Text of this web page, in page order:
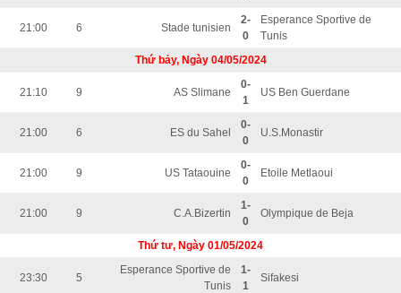
21:00 6 Stade tunisien
2-
0
Esperance Sportive de
Tunis
Thứ bảy, Ngày 04/05/2024
21:10 9 AS Slimane
0-
1
US Ben Guerdane
21:00 6 ES du Sahel
0-
0
U.S.Monastir
21:00 9 US Tataouine
0-
0
Etoile Metlaoui
21:00 9 C.A.Bizertin
1-
0
Olympique de Beja
Thứ tư, Ngày 01/05/2024
23:30 5
Esperance Sportive de
Tunis
1-
1
Sifakesi